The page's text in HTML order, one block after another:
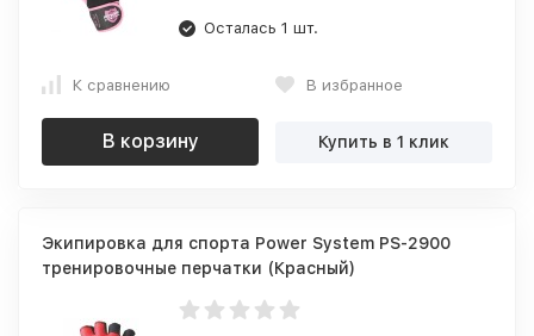
Осталась 1 шт.
К сравнению В избранное
В корзину Купить в 1 клик
Экипировка для спорта Power System PS-2900
тренировочные перчатки (Красный)